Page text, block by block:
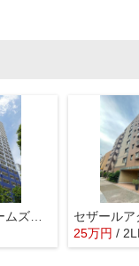
セルリアンホームズ勝どき
25万円 /